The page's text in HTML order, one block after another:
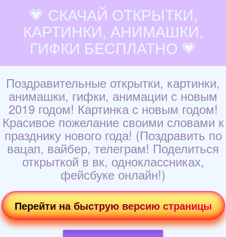
💗 СКАЧАЙ ОТКРЫТКИ,
КАРТИНКИ, АНИМАШКИ,
ГИФКИ БЕСПЛАТНО 💗
Поздравительные открытки, картинки,
анимашки, гифки, анимации с новым
2019 годом! Картинка с новым годом!
Красивое пожелание своими словами к
празднику нового года! (Поздравить по
вацап, вайбер, телеграм! Поделиться
открыткой в вк, одноклассниках,
фейсбуке онлайн!)
Перейти на быструю версию страницы